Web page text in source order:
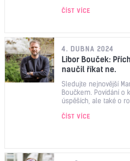
ČÍST VÍCE
4. DUBNA 2024
Libor Bouček:
naučil říkat ne.
Sledujte nejnovější
Boučkem. Povídání o
úspěších, ale také o
ČÍST VÍCE